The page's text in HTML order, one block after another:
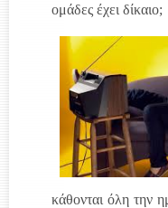
ομάδες έχει δίκαιο;
κάθονται όλη την